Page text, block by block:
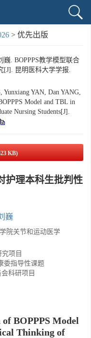
> 优先出版
. BOPPPS教学模型联合
[J]. 昆明医科大学学报.
YAN, Dan YANG,
Model and TBL in
Nursing Students[J].
KB)
护理本科生批判性
巍
院关节和运动医学
项目
委指导性课题
科研项目
BOPPPS Model
Thinking of